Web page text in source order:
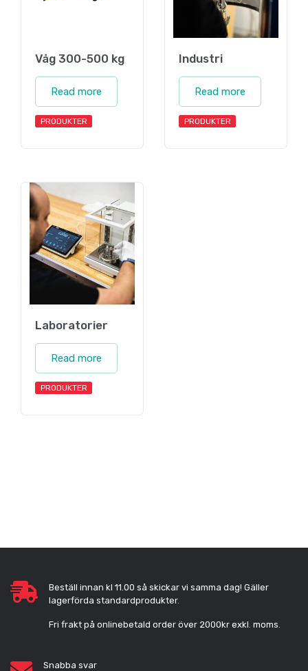
Våg 300-500 kg
Read more
PRODUKTER
Industri
Read more
PRODUKTER
Laboratorier
Read more
PRODUKTER
Beställ innan kl 11.00 så skickar vi samma dag! Gäller
lagerförda standardprodukter.
Fri frakt på onlinebetald order över 2000kr exkl. moms.
Snabba svar